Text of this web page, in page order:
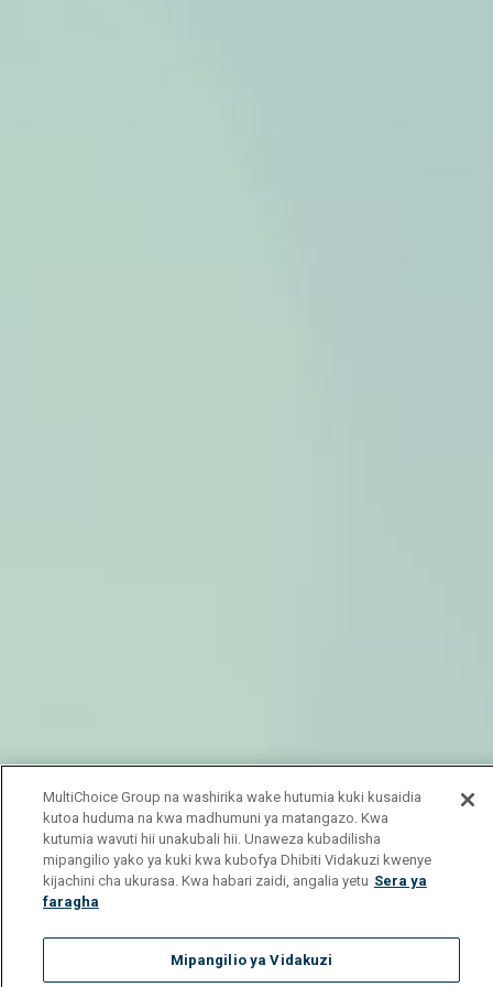
MultiChoice Group na washirika wake hutumia kuki kusaidia
kutoa huduma na kwa madhumuni ya matangazo. Kwa
kutumia wavuti hii unakubali hii. Unaweza kubadilisha
mipangilio yako ya kuki kwa kubofya Dhibiti Vidakuzi kwenye
kijachini cha ukurasa. Kwa habari zaidi, angalia yetu Sera ya
faragha
Mipangilio ya Vidakuzi